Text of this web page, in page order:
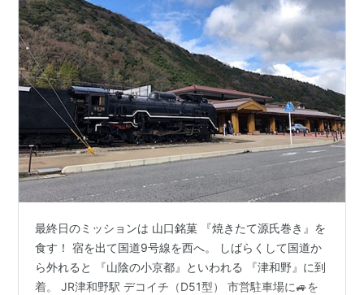
最終日のミッションは 山口銘菓 『焼きたて源氏巻き』を
食す！ 宿を出て国道9号線を西へ。 しばらくして国道か
ら外れると 『山陰の小京都』といわれる 『津和野』に到
着。 JR津和野駅 デコイチ（D51型） 市営駐車場に🚙を